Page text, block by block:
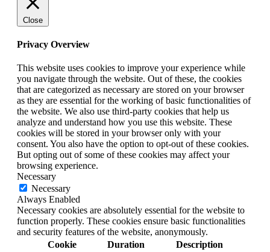
Close
Privacy Overview
This website uses cookies to improve your experience while
you navigate through the website. Out of these, the cookies
that are categorized as necessary are stored on your browser
as they are essential for the working of basic functionalities of
the website. We also use third-party cookies that help us
analyze and understand how you use this website. These
cookies will be stored in your browser only with your
consent. You also have the option to opt-out of these cookies.
But opting out of some of these cookies may affect your
browsing experience.
Necessary
Necessary
Always Enabled
Necessary cookies are absolutely essential for the website to
function properly. These cookies ensure basic functionalities
and security features of the website, anonymously.
Cookie
Duration Description